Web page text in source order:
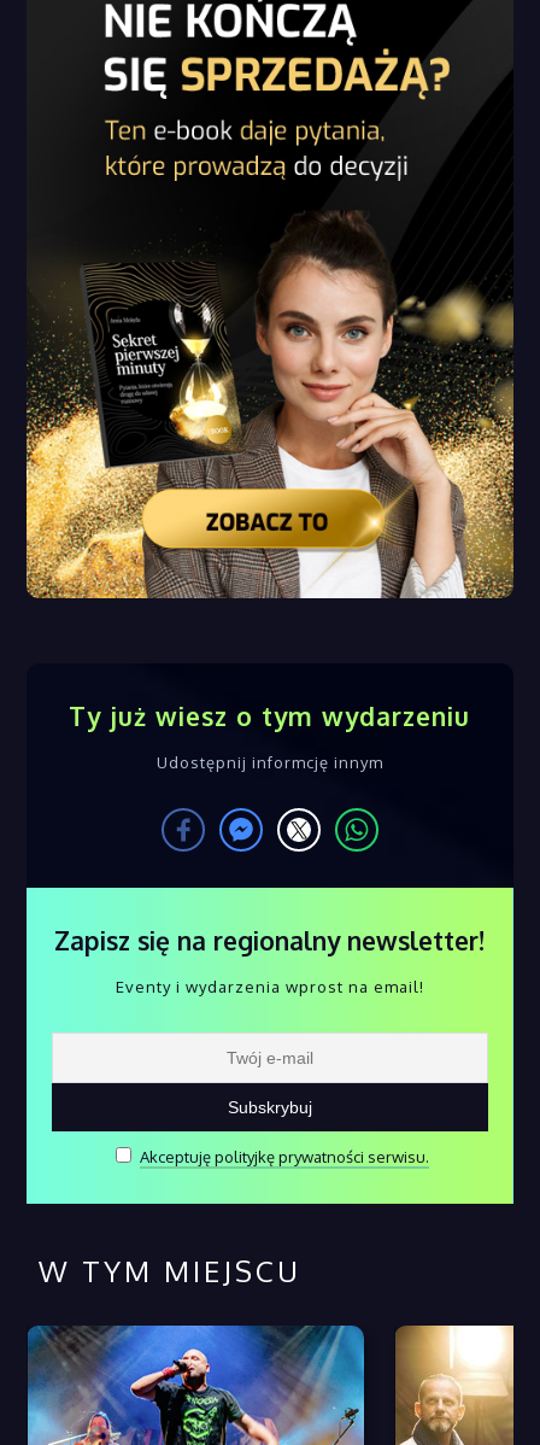
Ty już wiesz o tym wydarzeniu
Udostępnij informcję innym
Zapisz się na regionalny newsletter!
Eventy i wydarzenia wprost na email!
Akceptuję polityjkę prywatności serwisu.
W TYM MIEJSCU